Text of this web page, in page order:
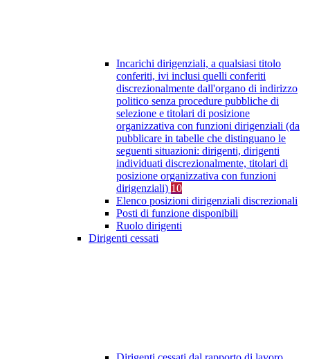
Incarichi dirigenziali, a qualsiasi titolo
conferiti, ivi inclusi quelli conferiti
discrezionalmente dall'organo di indirizzo
politico senza procedure pubbliche di
selezione e titolari di posizione
organizzativa con funzioni dirigenziali (da
pubblicare in tabelle che distinguano le
seguenti situazioni: dirigenti, dirigenti
individuati discrezionalmente, titolari di
posizione organizzativa con funzioni
dirigenziali) 10
Elenco posizioni dirigenziali discrezionali
Posti di funzione disponibili
Ruolo dirigenti
Dirigenti cessati